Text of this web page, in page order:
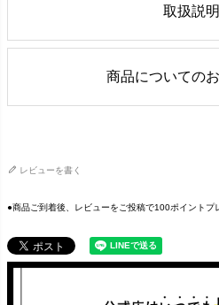
取扱説
商品についての
レビューを書く
●商品ご到着後、レビューをご投稿で100ポイントプ